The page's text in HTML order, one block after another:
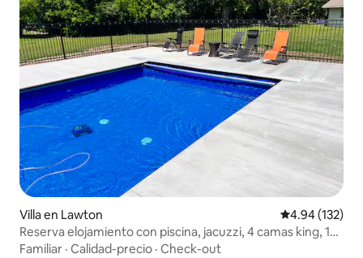
Villa en Lawton Calificación
4.94 (132)
Reserva elojamiento con piscina, jacuzzi, 4 camas king, 14
camas y comedor abierto las 24 horas
Familiar · Calidad-precio · Check-out